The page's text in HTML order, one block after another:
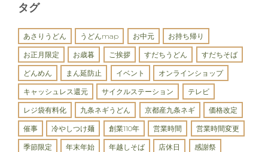
タグ
あさりうどん うどんmap お中元 お持ち帰り
お正月限定 お歳暮 ご挨拶 すだちうどん すだちそば
どんめん まん延防止 イベント オンラインショップ
キャッシュレス還元 サイクルステーション テレビ
レジ袋有料化 九条ネギうどん 京都産九条ネギ 価格改定
催事 冷やしつけ麺 創業110年 営業時間 営業時間変更
季節限定 年末年始 年越しそば 店休日 感謝祭